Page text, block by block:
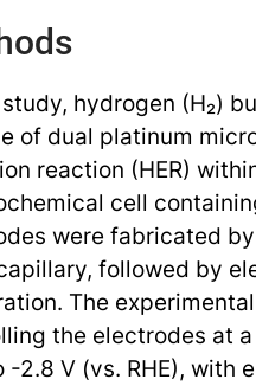
hydrogen (H₂)
of dual platinum
reaction (HER)
cell
were fabricated
followed by
The
the electrodes at
-2.8 V (vs. RHE), with